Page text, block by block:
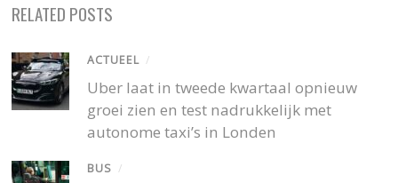
RELATED POSTS
ACTUEEL /
Uber laat in tweede kwartaal opnieuw
groei zien en test nadrukkelijk met
autonome taxi’s in Londen
BUS /